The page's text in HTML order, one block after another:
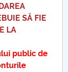
SĂ FIE
LA
public de